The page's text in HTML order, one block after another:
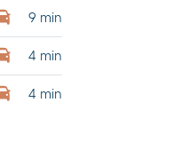
9 min
4 min
4 min